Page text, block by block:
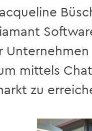
mittels
zu